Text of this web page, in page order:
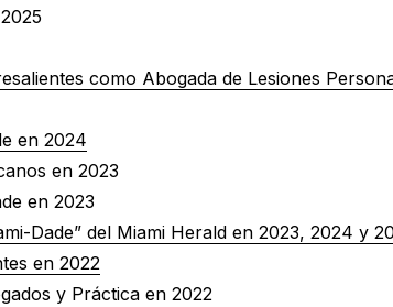
como Abogada de Lesiones
en 2024
en 2023
en 2023
Dade” del Miami Herald en 2023, 2024 y
en 2022
y Práctica en 2022